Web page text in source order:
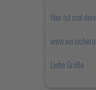
Hier ist mal
Liebe Grüße